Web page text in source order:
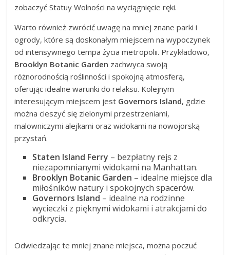
zobaczyć Statuy Wolności na wyciągnięcie ręki.
Warto również zwrócić uwagę na mniej znane parki i
ogrody, które są doskonałym miejscem na wypoczynek
od intensywnego tempa życia metropolii. Przykładowo,
Brooklyn Botanic Garden zachwyca swoją
różnorodnością roślinności i spokojną atmosferą,
oferując idealne warunki do relaksu. Kolejnym
interesującym miejscem jest Governors Island, gdzie
można cieszyć się zielonymi przestrzeniami,
malowniczymi alejkami oraz widokami na nowojorską
przystań.
Staten Island Ferry – bezpłatny rejs z
niezapomnianymi widokami na Manhattan.
Brooklyn Botanic Garden – idealne miejsce dla
miłośników natury i spokojnych spacerów.
Governors Island – idealne na rodzinne
wycieczki z pięknymi widokami i atrakcjami do
odkrycia.
Odwiedzając te mniej znane miejsca, można poczuć